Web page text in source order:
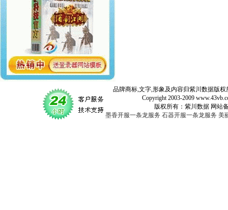
品牌商标,文字,形象及内容归紫川数据版权
Copyright 2003-2009 www.43vb.com
版权所有：紫川数据 网站备案登
墨香开服一条龙服务 石器开服一条龙服务 美